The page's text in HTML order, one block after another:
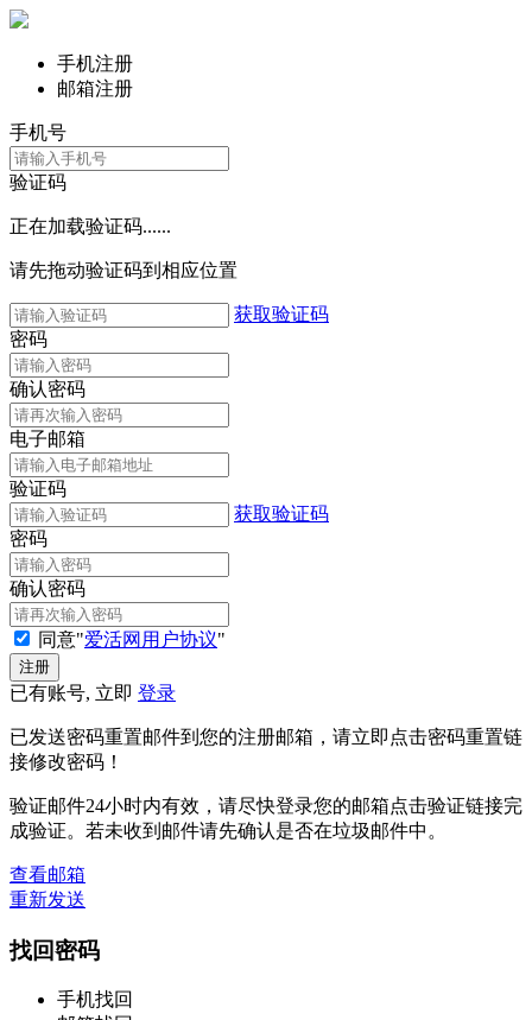
手机注册
邮箱注册
手机号
验证码
正在加载验证码......
请先拖动验证码到相应位置
获取验证码
密码
确认密码
电子邮箱
验证码
获取验证码
密码
确认密码
同意"爱活网用户协议"
已有账号, 立即 登录
已发送密码重置邮件到您的注册邮箱，请立即点击密码重置链
接修改密码！
验证邮件24小时内有效，请尽快登录您的邮箱点击验证链接完
成验证。若未收到邮件请先确认是否在垃圾邮件中。
查看邮箱
重新发送
找回密码
手机找回